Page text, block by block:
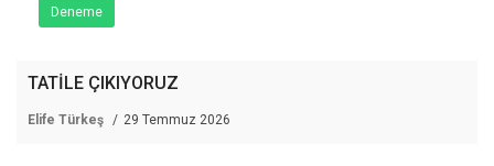
Deneme
TATİLE ÇIKIYORUZ
Elife Türkeş 29 Temmuz 2026